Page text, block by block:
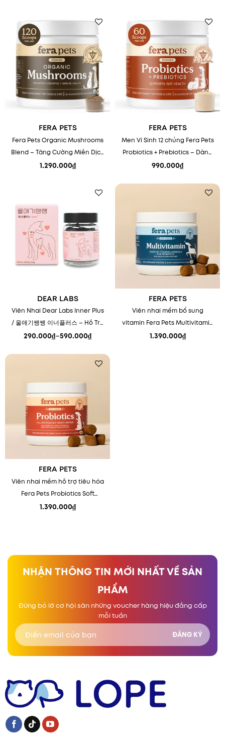
Add to
wishlist
FERA PETS
Fera Pets Organic Mushrooms
Blend – Tăng Cường Miễn Dịch
Cho Thú Cưng
1.290.000₫
Add to
wishlist
FERA PETS
Men Vi Sinh 12 chủng Fera Pets
Probiotics + Prebiotics – Dành
cho chó & mèo
990.000₫
DEAR LABS
Viên Nhai Dear Labs Inner Plus
/ 울애기쌩쌩 이너플러스 – Hỗ Trợ
Toàn Diện Cho Phế Quản, Tim,
290.000₫–590.000₫
Khoảng
từ
Add to
FERA PETS
Viên nhai mềm bổ sung
vitamin Fera Pets Multivitamin
Soft Chews
1.390.000₫
Add to
wishlist
FERA PETS
Viên nhai mềm hỗ trợ tiêu hóa
Fera Pets Probiotics Soft
Chews
1.390.000₫
NHẬN THÔNG TIN MỚI NHẤT VỀ SẢN
PHẨM
Đừng bỏ lỡ cơ hội săn những voucher hàng hiệu đẳng cấp
mỗi tuần